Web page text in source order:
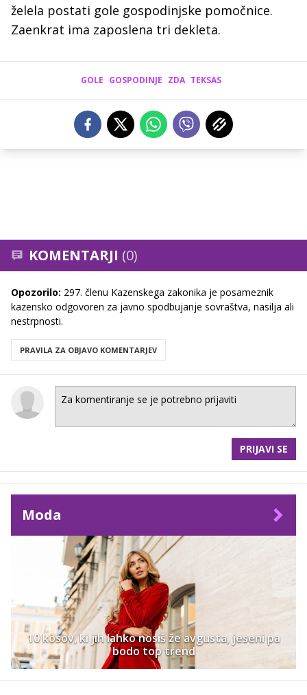
želela postati gole gospodinjske pomočnice.
Zaenkrat ima zaposlena tri dekleta.
GOLE GOSPODINJE ZDA TEKSAS
KOMENTARJI (0)
Opozorilo: 297. členu Kazenskega zakonika je posameznik
kazensko odgovoren za javno spodbujanje sovraštva, nasilja ali
nestrpnosti.
PRAVILA ZA OBJAVO KOMENTARJEV
PRIJAVI SE
Moda
10 kosov, ki jih lahko nosiš že avgusta, jeseni pa
bodo top trend